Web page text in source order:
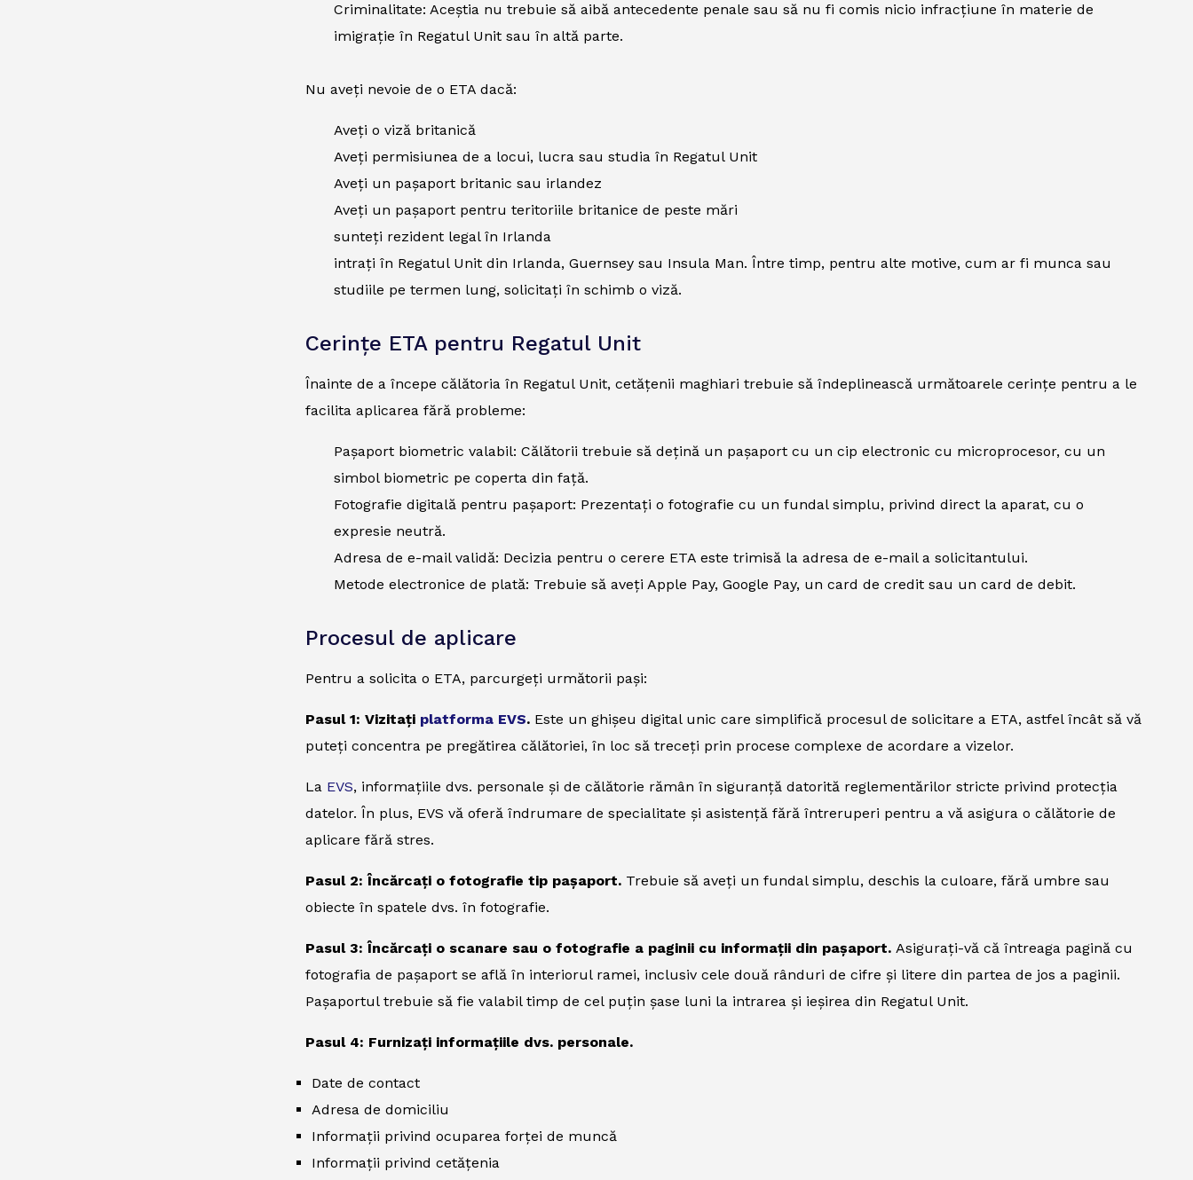
Criminalitate: Aceștia nu trebuie să aibă antecedente penale sau să nu fi comis nicio infracțiune în materie de
imigrație în Regatul Unit sau în altă parte.
Nu aveți nevoie de o ETA dacă:
Aveți o viză britanică
Aveți permisiunea de a locui, lucra sau studia în Regatul Unit
Aveți un pașaport britanic sau irlandez
Aveți un pașaport pentru teritoriile britanice de peste mări
sunteți rezident legal în Irlanda
intrați în Regatul Unit din Irlanda, Guernsey sau Insula Man. Între timp, pentru alte motive, cum ar fi munca sau
studiile pe termen lung, solicitați în schimb o viză.
Cerințe ETA pentru Regatul Unit
Înainte de a începe călătoria în Regatul Unit, cetățenii maghiari trebuie să îndeplinească următoarele cerințe pentru a le
facilita aplicarea fără probleme:
Pașaport biometric valabil: Călătorii trebuie să dețină un pașaport cu un cip electronic cu microprocesor, cu un
simbol biometric pe coperta din față.
Fotografie digitală pentru pașaport: Prezentați o fotografie cu un fundal simplu, privind direct la aparat, cu o
expresie neutră.
Adresa de e-mail validă: Decizia pentru o cerere ETA este trimisă la adresa de e-mail a solicitantului.
Metode electronice de plată: Trebuie să aveți Apple Pay, Google Pay, un card de credit sau un card de debit.
Procesul de aplicare
Pentru a solicita o ETA, parcurgeți următorii pași:
Pasul 1: Vizitați platforma EVS. Este un ghișeu digital unic care simplifică procesul de solicitare a ETA, astfel încât să vă
puteți concentra pe pregătirea călătoriei, în loc să treceți prin procese complexe de acordare a vizelor.
La EVS, informațiile dvs. personale și de călătorie rămân în siguranță datorită reglementărilor stricte privind protecția
datelor. În plus, EVS vă oferă îndrumare de specialitate și asistență fără întreruperi pentru a vă asigura o călătorie de
aplicare fără stres.
Pasul 2: Încărcați o fotografie tip pașaport. Trebuie să aveți un fundal simplu, deschis la culoare, fără umbre sau
obiecte în spatele dvs. în fotografie.
Pasul 3: Încărcați o scanare sau o fotografie a paginii cu informații din pașaport. Asigurați-vă că întreaga pagină cu
fotografia de pașaport se află în interiorul ramei, inclusiv cele două rânduri de cifre și litere din partea de jos a paginii.
Pașaportul trebuie să fie valabil timp de cel puțin șase luni la intrarea și ieșirea din Regatul Unit.
Pasul 4: Furnizați informațiile dvs. personale.
Date de contact
Adresa de domiciliu
Informații privind ocuparea forței de muncă
Informații privind cetățenia